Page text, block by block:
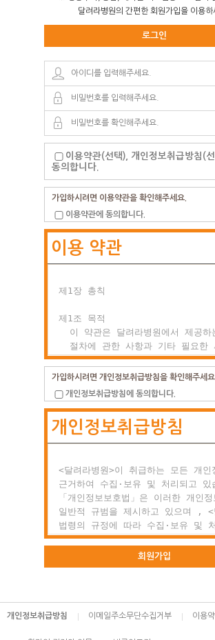
달려라병원의 간편한 회원가입을 이용하
로그인
이용약관(선택), 개인정보취급방침(
동의합니다.
가입하시려면 이용약관을 확인해주세요.
이용약관에 동의합니다.
이용 약관
제1장 총칙
제1조 목적
이 약관은 달려라병원에서 제공하
절차에 관한 사항과 기타 필요한
이용자의 권리, 의미 및 책임사
  합니다.
제2조 약관의 효력과 변경
(1) 이 약관은 이용자에게 공시
(2) 달려라병원는 사정 변경의
전항과 같은 방법으로 효력이
제3조 약관 외 준칙
이 약관에 명시되지 않은 사항이
있을 경우에는 그 규정에 따릅니
○ 제2장 회원 가입과 서비스 이용
양식을 작성하고 'ID'와 '비밀번
가입하시려면 개인정보취급방침을 확인해주세요.
개인정보취급방침에 동의합니다.
개인정보취급방침
<달려라병원>이 취급하는 모든 개인
근거하여 수집·보유 및 처리되고 있
「개인정보보호법」은 이러한 개인
일반적 규범을 제시하고 있으며 , <
법령의 규정에 따라 수집·보유 및 처
공공업무의 적절한 수행과 정보주체
위해 적법하고 적정하게 취급할 것입
권익의 침해 등에 대하여 행정심판
회원가입
개인정보취급방침 이메일주소무단수집거부 이용